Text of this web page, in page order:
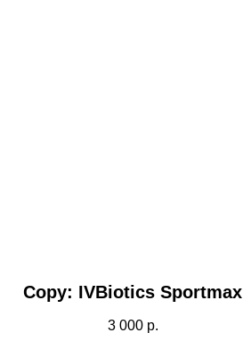
Copy: IVBiotics Sportmax
3 000 р.